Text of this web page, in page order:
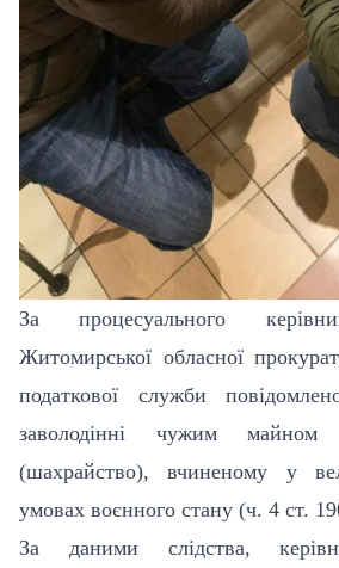
За процесуального
Житомирської обласної
податкової служби
заволодінні чужим
(шахрайство), вчиненому у
умовах воєнного стану (ч. 4 ст.
За даними слідства,